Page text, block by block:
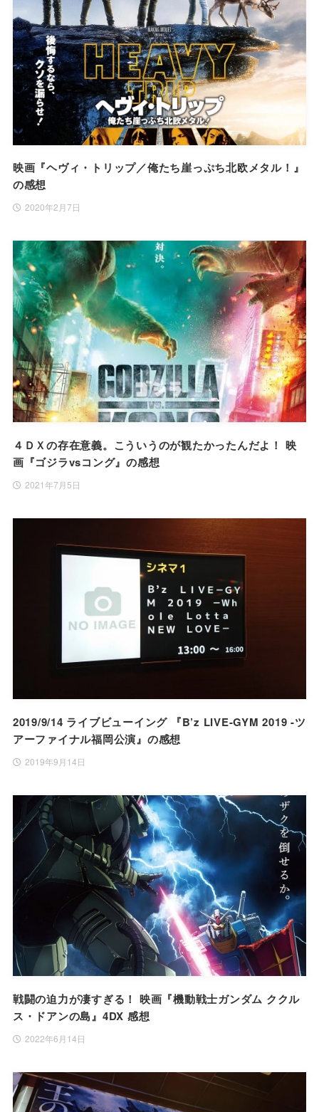
映画『ヘヴィ・トリップ／俺たち崖っぷち北欧メタル！』
の感想
2020年2月7日
４ＤＸの存在意義。こういうのが観たかったんだよ！ 映
画『ゴジラvsコング』の感想
2021年7月5日
2019/9/14 ライブビューイング 『B’z LIVE-GYM 2019 -ツ
アーファイナル福岡公演』の感想
2019年9月14日
戦闘の迫力が凄すぎる！ 映画『機動戦士ガンダム ククル
ス・ドアンの島』4DX 感想
2022年6月14日